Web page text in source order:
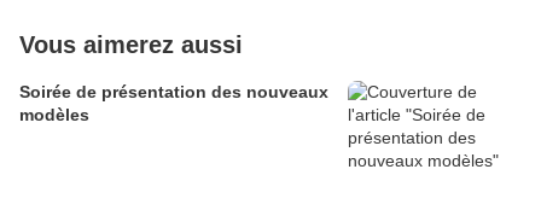
Vous aimerez aussi
Soirée de présentation des nouveaux
modèles